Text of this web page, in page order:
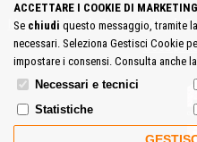
Mappa del Sito Privacy Policy
Cosa
ACCETTARE I COOKIE DI MARKETING
Se chiudi questo messaggio, tramite la
necessari. Seleziona Gestisci Cookie
impostare i consensi. Consulta anche
Necessari e tecnici
Statistiche